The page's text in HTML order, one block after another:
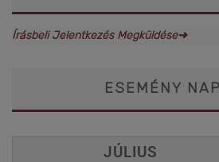
Írásbeli Jelentkezés Megküldése➜
ESEMÉNY